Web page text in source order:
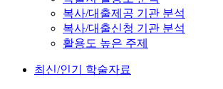
복사/대출제공 기관 분석
복사/대출신청 기관 분석
활용도 높은 주제
최신/인기 학술자료